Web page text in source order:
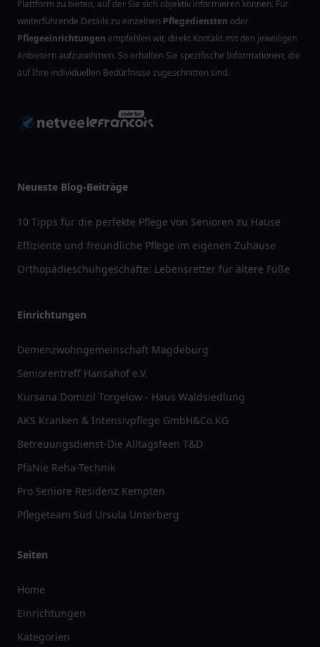
Plattform zu bieten, auf der Sie sich objektiv informieren können. Für
weiterführende Details zu einzelnen Pflegediensten oder
Pflegeeinrichtungen empfehlen wir, direkt Kontakt mit den jeweiligen
Anbietern aufzunehmen. So erhalten Sie spezifische Informationen, die
auf Ihre individuellen Bedürfnisse zugeschnitten sind.
Neueste Blog-Beiträge
10 Tipps für die perfekte Pflege von Senioren zu Hause
Effiziente und freundliche Pflege im eigenen Zuhause
Orthopädieschuhgeschäfte: Lebensretter für ältere Füße
Einrichtungen
Demenzwohngemeinschaft Magdeburg
Seniorentreff Hansahof e.V.
Kursana Domizil Torgelow - Haus Waldsiedlung
AKS Kranken & Intensivpflege GmbH&Co.KG
Betreuungsdienst-Die Alltagsfeen T&D
PfaNie Reha-Technik
Pro Seniore Residenz Kempten
Pflegeteam Süd Ursula Unterberg
Seiten
Home
Einrichtungen
Kategorien